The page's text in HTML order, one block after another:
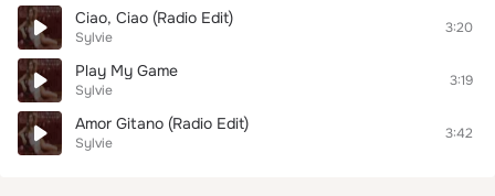
Ciao, Ciao (Radio Edit)
Sylvie
3:20
Play My Game
Sylvie
3:19
Amor Gitano (Radio Edit)
Sylvie
3:42